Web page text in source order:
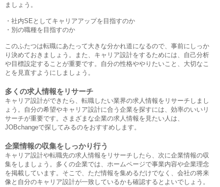
ましょう。
・社内SEとしてキャリアアップを目指すのか
・別の職種を目指すのか
このふたつは転職にあたって大きな分かれ道になるので、事前にしっか
り決めておきましょう。また、キャリア設計をするためには、自己分析
や目標設定することが重要です。自分の性格ややりたいこと、大切なこ
とを見直すようにしましょう。
多くの求人情報をリサーチ
キャリア設計ができたら、転職したい業界の求人情報をリサーチしまし
ょう。自分の希望やキャリア設計に合う企業を探すには、効率のいいリ
サーチが重要です。さまざまな企業の求人情報を見たい人は、
JOBchangeで探してみるのをおすすめします。
企業情報の収集をしっかり行う
キャリア設計や転職先の求人情報をリサーチしたら、次に企業情報の収
集をしましょう。多くの企業では、ホームページで事業内容や企業理念
を掲載しています。そこで、ただ情報を集めるだけでなく、会社の将来
像と自分のキャリア設計が一致しているかも確認するとよいでしょう。